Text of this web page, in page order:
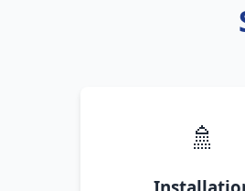
🚿